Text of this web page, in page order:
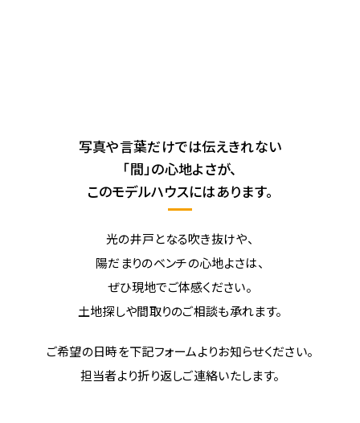
写真や言葉だけでは伝えきれない
「間」の心地よさが、
このモデルハウスにはあります。
光の井戸となる吹き抜けや、
陽だまりのベンチの心地よさは、
ぜひ現地でご体感ください。
土地探しや間取りのご相談も承れます。
ご希望の日時を下記フォームよりお知らせください。
担当者より折り返しご連絡いたします。